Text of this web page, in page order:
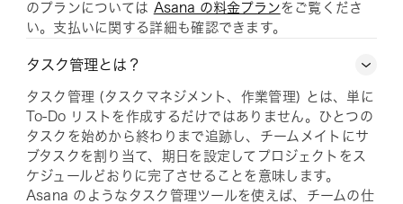
のプランについては Asana の料金プランをご覧くださ
い。支払いに関する詳細も確認できます。
タスク管理とは？
タスク管理 (タスクマネジメント、作業管理) とは、単に
To-Do リストを作成するだけではありません。ひとつの
タスクを始めから終わりまで追跡し、チームメイトにサ
ブタスクを割り当て、期日を設定してプロジェクトをス
ケジュールどおりに完了させることを意味します。
Asana のようなタスク管理ツールを使えば、チームの仕